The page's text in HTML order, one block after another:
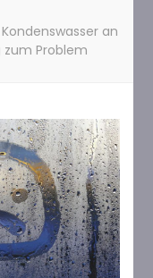
Kondenswasser an
zum Problem